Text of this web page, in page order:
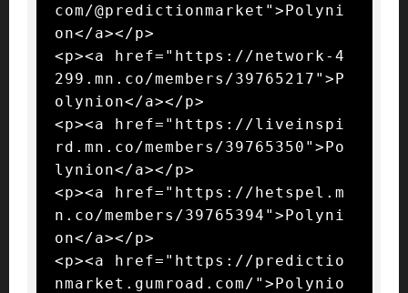
com/@predictionmarket">Polyni
on</a></p>
<p><a href="https://network-4
299.mn.co/members/39765217">P
olynion</a></p>
<p><a href="https://liveinspi
rd.mn.co/members/39765350">Po
lynion</a></p>
<p><a href="https://hetspel.m
n.co/members/39765394">Polyni
on</a></p>
<p><a href="https://predictio
nmarket.gumroad.com/">Polynio